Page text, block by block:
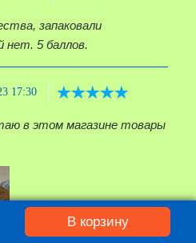
запаковали
нет. 5 баллов.
17:30
в этом магазине товары
В корзину